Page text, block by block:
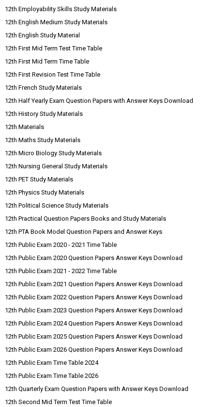
12th Employability Skills Study Materials
12th English Medium Study Materials
12th English Study Material
12th First Mid Term Test Time Table
12th First Mid Term Time Table
12th First Revision Test Time Table
12th French Study Materials
12th Half Yearly Exam Question Papers with Answer Keys Download
12th History Study Materials
12th Materials
12th Maths Study Materials
12th Micro Biology Study Materials
12th Nursing General Study Materials
12th PET Study Materials
12th Physics Study Materials
12th Political Science Study Materials
12th Practical Question Papers Books and Study Materials
12th PTA Book Model Question Papers and Answer Keys
12th Public Exam 2020 - 2021 Time Table
12th Public Exam 2020 Question Papers Answer Keys Download
12th Public Exam 2021 - 2022 Time Table
12th Public Exam 2021 Question Papers Answer Keys Download
12th Public Exam 2022 Question Papers Answer Keys Download
12th Public Exam 2023 Question Papers Answer Keys Download
12th Public Exam 2024 Question Papers Answer Keys Download
12th Public Exam 2025 Question Papers Answer Keys Download
12th Public Exam 2026 Question Papers Answer Keys Download
12th Public Exam Time Table 2024
12th Public Exam Time Table 2026
12th Quarterly Exam Question Papers with Answer Keys Download
12th Second Mid Term Test Time Table